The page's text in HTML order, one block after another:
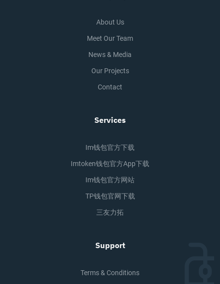
About Us
Meet Our Team
News & Media
Our Projects
Contact
Services
Im钱包官方下载
Imtoken钱包官方app下载
Im钱包官方网站
TP钱包官网下载
三友力拓
Support
Terms & Conditions